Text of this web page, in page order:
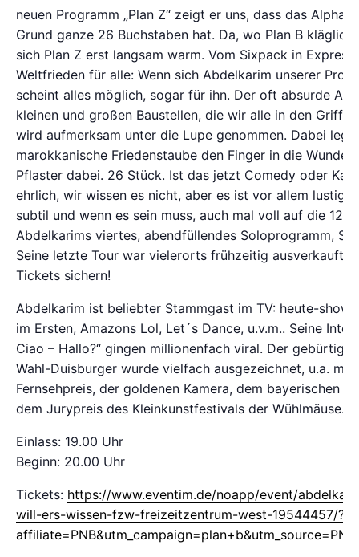
neuen Programm „Plan Z“ zeigt er uns, dass das
Grund ganze 26 Buchstaben hat. Da, wo Plan B
sich Plan Z erst langsam warm. Vom Sixpack in
Weltfrieden für alle: Wenn sich Abdelkarim unserer
scheint alles möglich, sogar für ihn. Der oft absurde
kleinen und großen Baustellen, die wir alle in den Griff
wird aufmerksam unter die Lupe genommen. Dabei legt
marokkanische Friedenstaube den Finger in die Wunde,
Pflaster dabei. 26 Stück. Ist das jetzt Comedy oder
ehrlich, wir wissen es nicht, aber es ist vor allem lustig,
subtil und wenn es sein muss, auch mal voll auf die 12.
Abdelkarims viertes, abendfüllendes Soloprogramm,
Seine letzte Tour war vielerorts frühzeitig ausverkauft.
Tickets sichern!
Abdelkarim ist beliebter Stammgast im TV: heute-show,
im Ersten, Amazons Lol, Let´s Dance, u.v.m.. Seine
Ciao – Hallo?“ gingen millionenfach viral. Der gebürtige
Wahl-Duisburger wurde vielfach ausgezeichnet, u.a. mit
Fernsehpreis, der goldenen Kamera, dem bayerischen
dem Jurypreis des Kleinkunstfestivals der Wühlmäuse.
Einlass: 19.00 Uhr
Beginn: 20.00 Uhr
Tickets: https://www.eventim.de/noapp/event/
will-ers-wissen-fzw-freizeitzentrum-west-19544457/?